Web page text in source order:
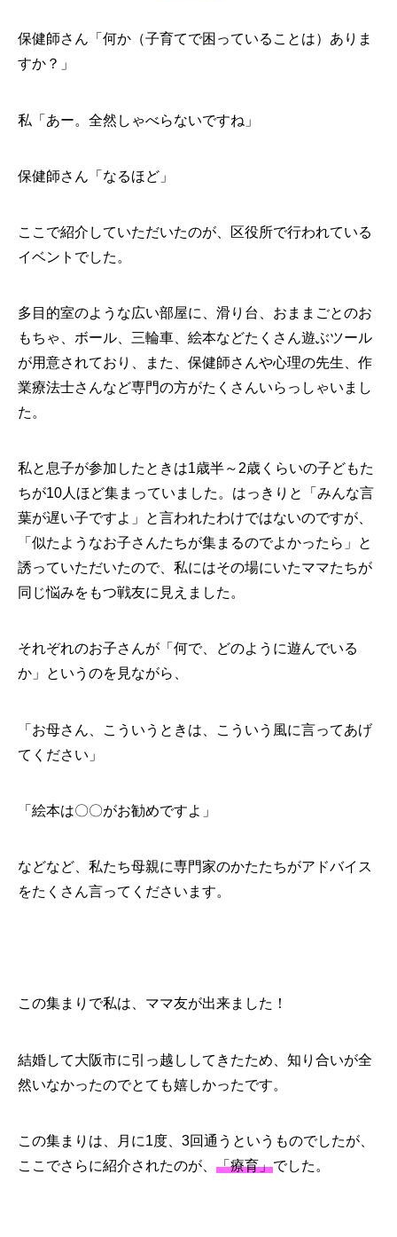
保健師さん「何か（子育てで困っていることは）ありま
すか？」
私「あー。全然しゃべらないですね」
保健師さん「なるほど」
ここで紹介していただいたのが、区役所で行われている
イベントでした。
多目的室のような広い部屋に、滑り台、おままごとのお
もちゃ、ボール、三輪車、絵本などたくさん遊ぶツール
が用意されており、また、保健師さんや心理の先生、作
業療法士さんなど専門の方がたくさんいらっしゃいまし
た。
私と息子が参加したときは1歳半～2歳くらいの子どもた
ちが10人ほど集まっていました。はっきりと「みんな言
葉が遅い子ですよ」と言われたわけではないのですが、
「似たようなお子さんたちが集まるのでよかったら」と
誘っていただいたので、私にはその場にいたママたちが
同じ悩みをもつ戦友に見えました。
それぞれのお子さんが「何で、どのように遊んでいる
か」というのを見ながら、
「お母さん、こういうときは、こういう風に言ってあげ
てください」
「絵本は〇〇がお勧めですよ」
などなど、私たち母親に専門家のかたたちがアドバイス
をたくさん言ってくださいます。
この集まりで私は、ママ友が出来ました！
結婚して大阪市に引っ越ししてきたため、知り合いが全
然いなかったのでとても嬉しかったです。
この集まりは、月に1度、3回通うというものでしたが、
ここでさらに紹介されたのが、 「療育」でした。